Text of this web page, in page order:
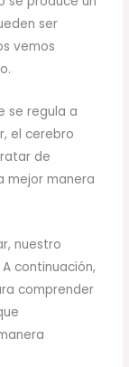
ser
vemos
se regula a
el cerebro
de
mejor manera
nuestro
continuación,
comprender